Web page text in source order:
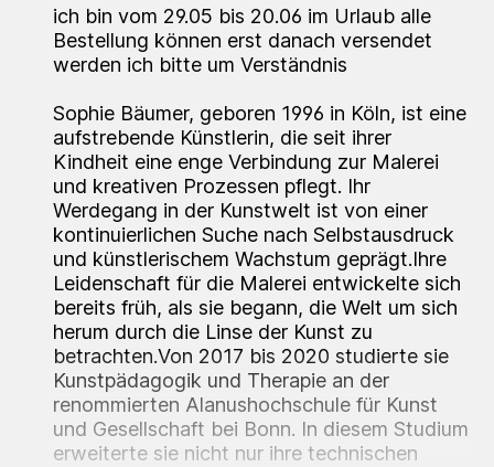
ich bin vom 29.05 bis 20.06 im Urlaub alle
Bestellung können erst danach versendet
werden ich bitte um Verständnis
Sophie Bäumer, geboren 1996 in Köln, ist eine
aufstrebende Künstlerin, die seit ihrer
Kindheit eine enge Verbindung zur Malerei
und kreativen Prozessen pflegt. Ihr
Werdegang in der Kunstwelt ist von einer
kontinuierlichen Suche nach Selbstausdruck
und künstlerischem Wachstum geprägt.Ihre
Leidenschaft für die Malerei entwickelte sich
bereits früh, als sie begann, die Welt um sich
herum durch die Linse der Kunst zu
betrachten.Von 2017 bis 2020 studierte sie
Kunstpädagogik und Therapie an der
renommierten Alanushochschule für Kunst
und Gesellschaft bei Bonn. In diesem Studium
erweiterte sie nicht nur ihre technischen